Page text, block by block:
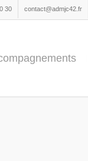
30 contact@admjc42.fr